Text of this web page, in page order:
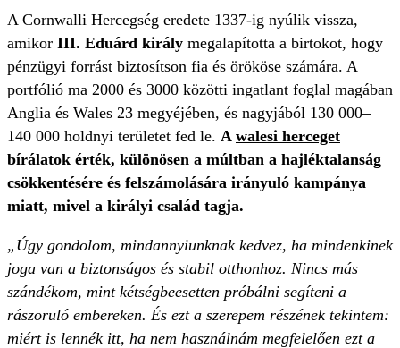
A Cornwalli Hercegség eredete 1337-ig nyúlik vissza,
amikor III. Eduárd király megalapította a birtokot, hogy
pénzügyi forrást biztosítson fia és örököse számára. A
portfólió ma 2000 és 3000 közötti ingatlant foglal magában
Anglia és Wales 23 megyéjében, és nagyjából 130 000–
140 000 holdnyi területet fed le. A walesi herceget
bírálatok érték, különösen a múltban a hajléktalanság
csökkentésére és felszámolására irányuló kampánya
miatt, mivel a királyi család tagja.
„Úgy gondolom, mindannyiunknak kedvez, ha mindenkinek
joga van a biztonságos és stabil otthonhoz. Nincs más
szándékom, mint kétségbeesetten próbálni segíteni a
rászoruló embereken. És ezt a szerepem részének tekintem:
miért is lennék itt, ha nem használnám megfelelően ezt a